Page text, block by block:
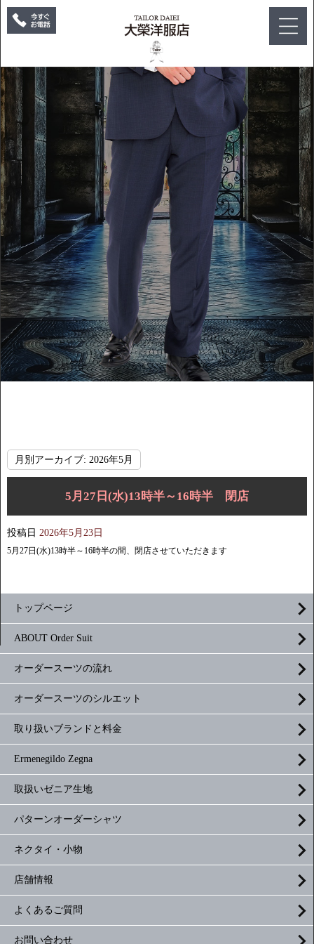
月別アーカイブ: 2026年5月
5月27日(水)13時半～16時半 閉店
投稿日 2026年5月23日
5月27日(水)13時半～16時半の間、閉店させていただきます
トップページ
ABOUT Order Suit
オーダースーツの流れ
オーダースーツのシルエット
取り扱いブランドと料金
Ermenegildo Zegna
取扱いゼニア生地
パターンオーダーシャツ
ネクタイ・小物
店舗情報
よくあるご質問
お問い合わせ